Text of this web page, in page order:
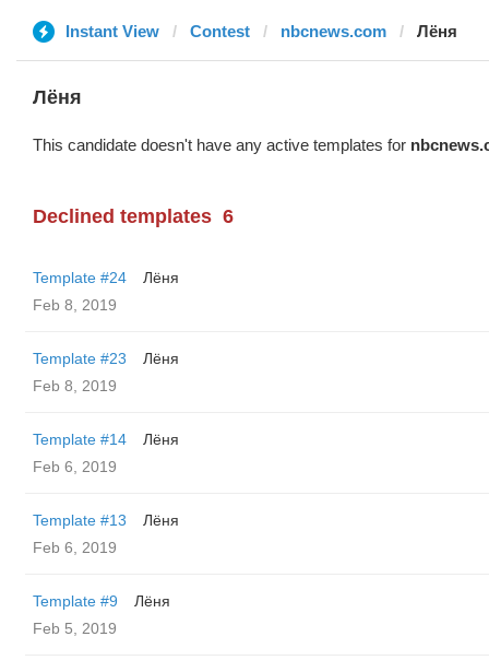
Instant View Contest nbcnews.com Лёня
Лёня
This candidate doesn't have any active templates for
Declined templates 6
Template #24
Лёня
Feb 8, 2019
Template #23
Лёня
Feb 8, 2019
Template #14
Лёня
Feb 6, 2019
Template #13
Лёня
Feb 6, 2019
Template #9
Лёня
Feb 5, 2019